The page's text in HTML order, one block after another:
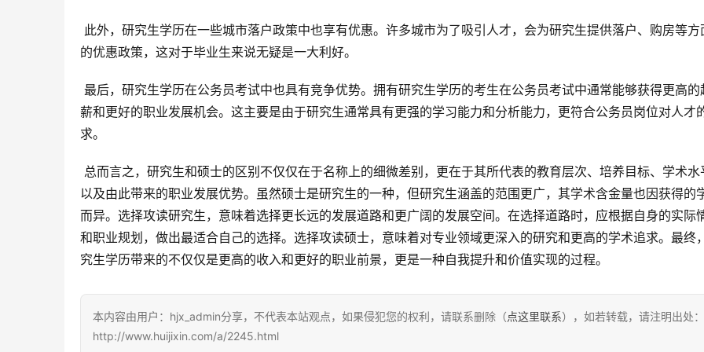
的优惠政策，这对于毕业生来说无疑是一大利好。
薪和更好的职业发展机会。这主要是由于研究生通常具有更强的学习能力和分析能力，更符合公务员岗位对人才
求。
以及由此带来的职业发展优势。虽然硕士是研究生的一种，但研究生涵盖的范围更广，其学术含金量也因获得的
而异。选择攻读研究生，意味着选择更长远的发展道路和更广阔的发展空间。在选择道路时，应根据自身的实际
和职业规划，做出最适合自己的选择。选择攻读硕士，意味着对专业领域更深入的研究和更高的学术追求。最终
究生学历带来的不仅仅是更高的收入和更好的职业前景，更是一种自我提升和价值实现的过程。
本内容由用户：hjx_admin分享，不代表本站观点，如果侵犯您的权利，请联系删除（点这里联系），如若转载，请注明出处：
http://www.huijixin.com/a/2245.html